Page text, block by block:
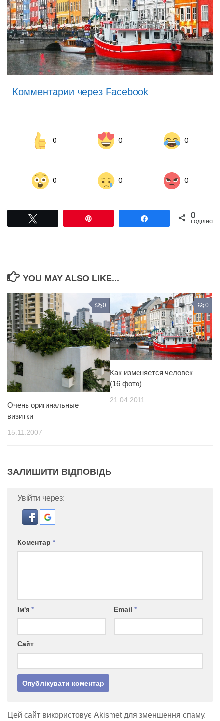
Комментарии через Facebook
0 0 0
0 0 0
Поділитися0
ПОДІЛИСЬ
YOU MAY ALSO LIKE...
0
Очень оригинальные
визитки
15.11.2007
0
Как изменяется человек
(16 фото)
21.04.2011
ЗАЛИШИТИ ВІДПОВІДЬ
Увійти через:
Коментар *
Ім'я * Email *
Сайт
Цей сайт використовує Akismet для зменшення спаму.